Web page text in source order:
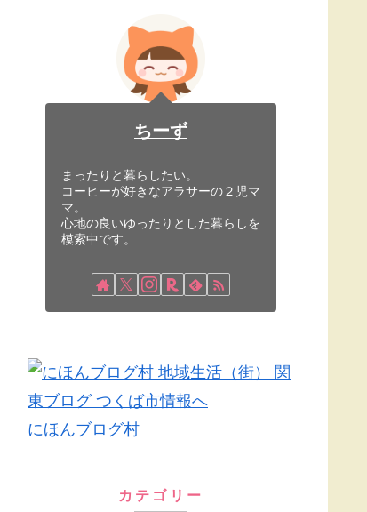
ちーず
まったりと暮らしたい。
コーヒーが好きなアラサーの２児マ
マ。
心地の良いゆったりとした暮らしを
模索中です。
にほんブログ村
カテゴリー